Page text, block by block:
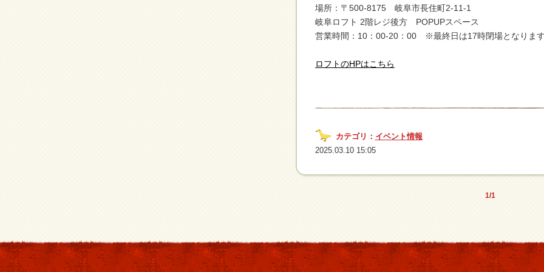
場所：〒500-8175 岐阜市長住町2-11-1
岐阜ロフト 2階レジ後方 POPUPスペース
営業時間：10：00-20：00 ※最終日は17時閉場となりま
ロフトのHPはこちら
カテゴリ： イベント情報
2025.03.10 15:05
1/1